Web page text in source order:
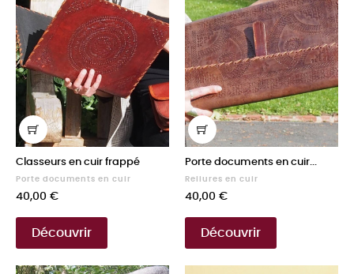
Classeurs en cuir frappé
Porte documents en cuir
Prix
40,00 €
Découvrir
Porte documents en cuir...
Reliures en cuir
Prix
40,00 €
Découvrir